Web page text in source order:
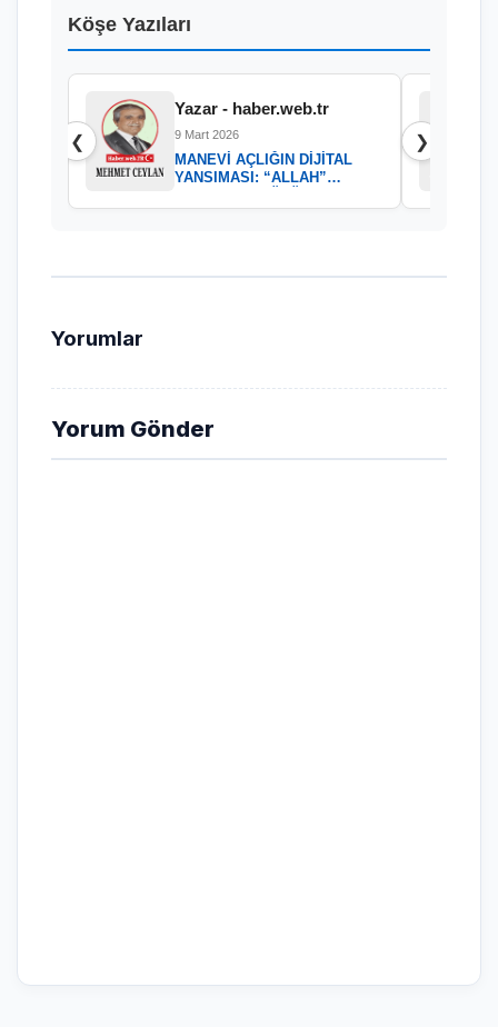
Köşe Yazıları
❮
Yazar - haber.web.tr
9 Mart 2026
MANEVİ AÇLIĞIN DİJİTAL
YANSIMASI: “ALLAH”
❯
Yorumlar
Yorum Gönder